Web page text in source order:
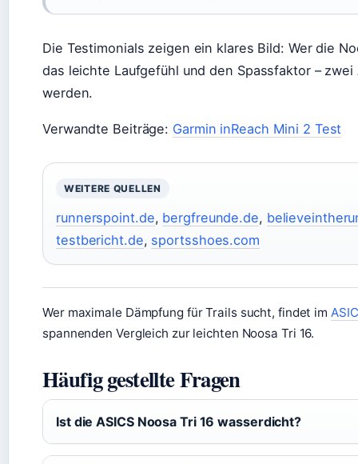
Die Testimonials zeigen ein klares Bild: Wer die
das leichte Laufgefühl und den Spassfaktor –
werden.
Verwandte Beiträge: Garmin inReach Mini 2 Test
WEITERE QUELLEN
runnerspoint.de, bergfreunde.de,
testbericht.de, sportsshoes.com
Wer maximale Dämpfung für Trails sucht, findet im
spannenden Vergleich zur leichten Noosa Tri 16.
Häufig gestellte Fragen
Ist die ASICS Noosa Tri 16 wasserdicht?